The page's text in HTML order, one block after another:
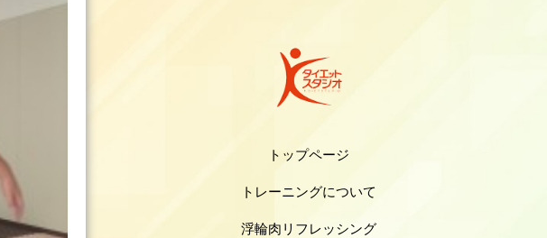
トップページ
トレーニングについて
浮輪肉リフレッシング